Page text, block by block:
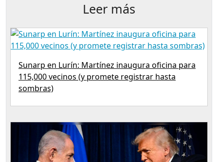
Leer más
Sunarp en Lurín: Martínez inaugura oficina para
115,000 vecinos (y promete registrar hasta
sombras)